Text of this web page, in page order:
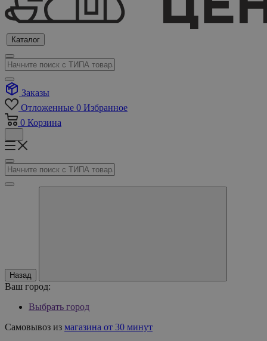
Каталог
Заказы
Отложенные 0 Избранное
0 Корзина
Назад
Ваш город:
Выбрать город
Самовывоз из магазина от 30 минут